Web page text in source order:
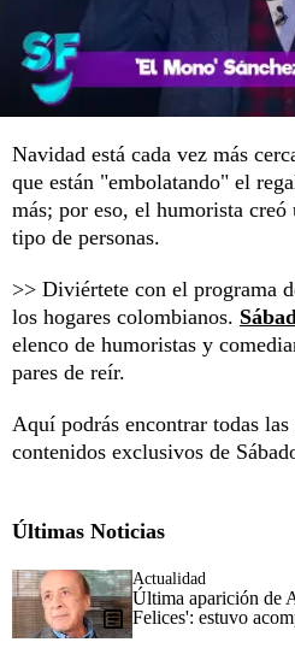
Navidad está cada vez más
que están "embolatando" el
más; por eso, el humorista creó
tipo de personas.
>> Diviértete con el programa
los hogares colombianos.
elenco de humoristas y
pares de reír.
Aquí podrás encontrar todas
contenidos exclusivos de
Últimas Noticias
Actualidad
Última aparición de
Felices': estuvo